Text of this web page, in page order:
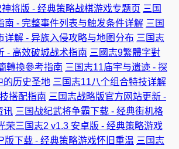
神将版 - 经典策略战棋游戏专题页 三国
南 - 完整事件列表与触发条件详解 三国
详解 - 异族入侵攻略与地图分布 三国志
- 高效破城战术指南 三國志9繁體字對
轉換參考指南 三国志11庙宇与遗迹 - 探
的历史圣地 三国志11八个组合特技详解
搭配指南 三国志战略版官方网站更新 -
讯 三国战纪武将争霸下载 - 经典街机格
荣三国志2 v1.3 安卓版 - 经典策略游戏
版下载 - 经典策略游戏怀旧重温 三国志